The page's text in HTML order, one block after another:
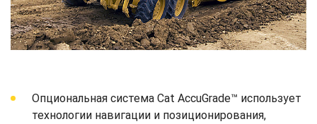
Опциональная система Cat AccuGrade™ использует
технологии навигации и позиционирования,